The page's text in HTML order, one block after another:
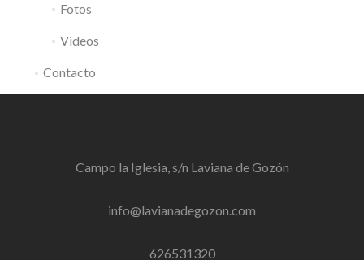
Fotos
Videos
Contacto
Campo la Iglesia, s/n Laviana de Gozón
info@lavianadegozon.com
626531320